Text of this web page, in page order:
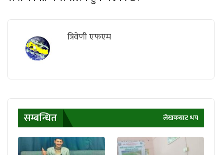
त्रिवेणी एफएम
सम्बन्धित लेखकबाट थप